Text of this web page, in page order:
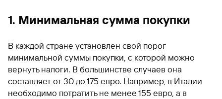
1. Минимальная сумма покупки
В каждой стране установлен свой порог
минимальной суммы покупки, с которой можно
вернуть налоги. В большинстве случаев она
составляет от 30 до 175 евро. Например, в Италии
необходимо потратить не менее 155 евро, а в